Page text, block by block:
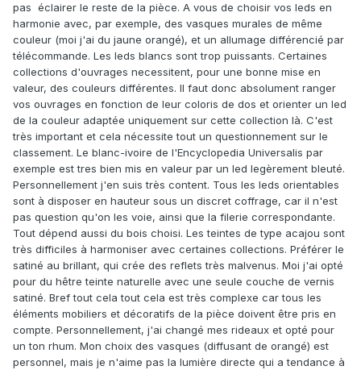
pas éclairer le reste de la pièce. A vous de choisir vos leds en
harmonie avec, par exemple, des vasques murales de même
couleur (moi j'ai du jaune orangé), et un allumage différencié par
télécommande. Les leds blancs sont trop puissants. Certaines
collections d'ouvrages necessitent, pour une bonne mise en
valeur, des couleurs différentes. Il faut donc absolument ranger
vos ouvrages en fonction de leur coloris de dos et orienter un led
de la couleur adaptée uniquement sur cette collection là. C'est
très important et cela nécessite tout un questionnement sur le
classement. Le blanc-ivoire de l'Encyclopedia Universalis par
exemple est tres bien mis en valeur par un led legèrement bleuté.
Personnellement j'en suis très content. Tous les leds orientables
sont à disposer en hauteur sous un discret coffrage, car il n'est
pas question qu'on les voie, ainsi que la filerie correspondante.
Tout dépend aussi du bois choisi. Les teintes de type acajou sont
très difficiles à harmoniser avec certaines collections. Préférer le
satiné au brillant, qui crée des reflets très malvenus. Moi j'ai opté
pour du hêtre teinte naturelle avec une seule couche de vernis
satiné. Bref tout cela tout cela est très complexe car tous les
éléments mobiliers et décoratifs de la pièce doivent être pris en
compte. Personnellement, j'ai changé mes rideaux et opté pour
un ton rhum. Mon choix des vasques (diffusant de orangé) est
personnel, mais je n'aime pas la lumière directe qui a tendance à